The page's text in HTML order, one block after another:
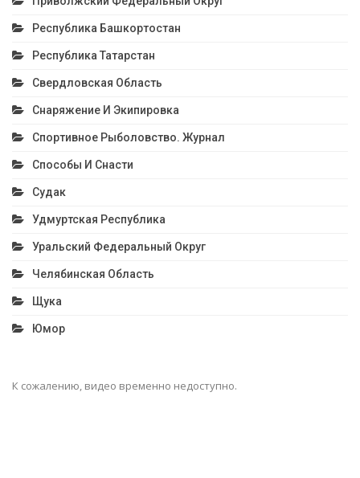
Республика Башкортостан
Республика Татарстан
Свердловская Область
Снаряжение И Экипировка
Спортивное Рыболовство. Журнал
Способы И Снасти
Судак
Удмуртская Республика
Уральский Федеральный Округ
Челябинская Область
Щука
Юмор
К сожалению, видео временно недоступно.